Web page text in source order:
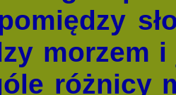
morzem
różnicy